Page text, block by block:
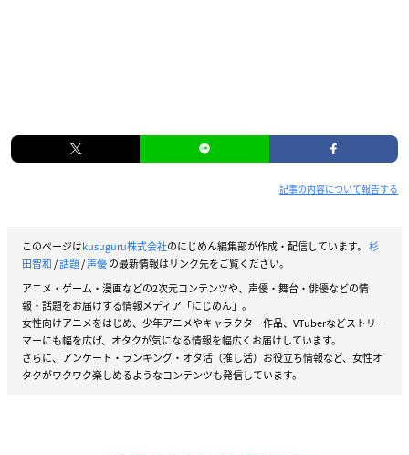
記事の内容について報告する
このページはkusuguru株式会社のにじめん編集部が作成・配信しています。 杉
田智和/話題/声優の最新情報はリンク先をご覧ください。
アニメ・ゲーム・漫画などの2次元コンテンツや、声優・舞台・俳優などの情
報・話題をお届けする情報メディア「にじめん」。
女性向けアニメをはじめ、少年アニメやキャラクター作品、VTuberなどストリー
マーにも幅を広げ、オタクが気になる情報を幅広くお届けしています。
さらに、アンケート・ランキング・オタ活（推し活）お役立ち情報など、女性オ
タクがワクワク楽しめるようなコンテンツも発信しています。